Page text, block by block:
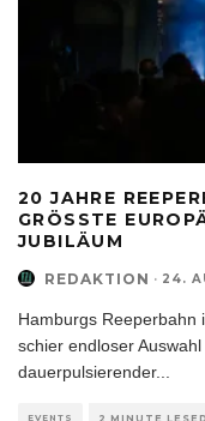
20 JAHRE
GRÖSSTE
UBILÄUM
REDAKTION · 24.
Hamburgs Reeperbahn
schier endloser
dauerpulsierender...
EVENTS 2 MINUTE